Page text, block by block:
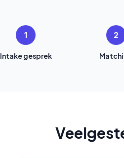
1
Intake gesprek
2